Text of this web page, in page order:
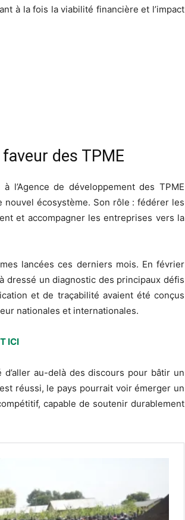
à la fois la viabilité financière et l’impact
des TPME
de développement des TPME
nouvel écosystème. Son rôle : fédérer les
et accompagner les entreprises vers la
lancées ces derniers mois. En février
dressé un diagnostic des principaux défis
et de traçabilité avaient été conçus
nationales et internationales.
ICI
au-delà des discours pour bâtir un
réussi, le pays pourrait voir émerger un
capable de soutenir durablement